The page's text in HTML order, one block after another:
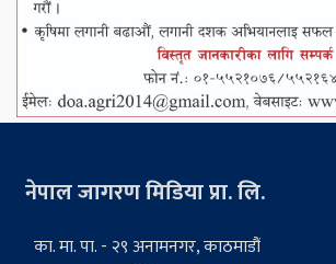
नेपाल जागरण मिडिया प्रा. लि.
का. मा. पा. - २९ अनामनगर, काठमाडौं